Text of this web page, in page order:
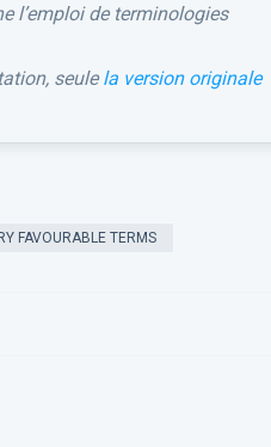
l’emploi de terminologies
seulela version originale
FAVOURABLE TERMS